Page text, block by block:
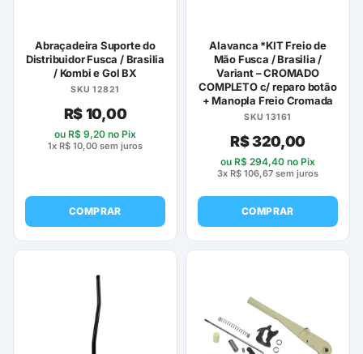
Abraçadeira Suporte do
Distribuidor Fusca / Brasilia
/ Kombi e Gol BX
SKU 12821
R$10,00
ou R$ 9,20 no Pix
1x R$ 10,00 sem juros
COMPRAR
Alavanca *KIT Freio de
Mão Fusca / Brasilia /
Variant – CROMADO
COMPLETO c/ reparo botão
+ Manopla Freio Cromada
SKU 13161
R$320,00
ou R$ 294,40 no Pix
3x R$ 106,67 sem juros
COMPRAR